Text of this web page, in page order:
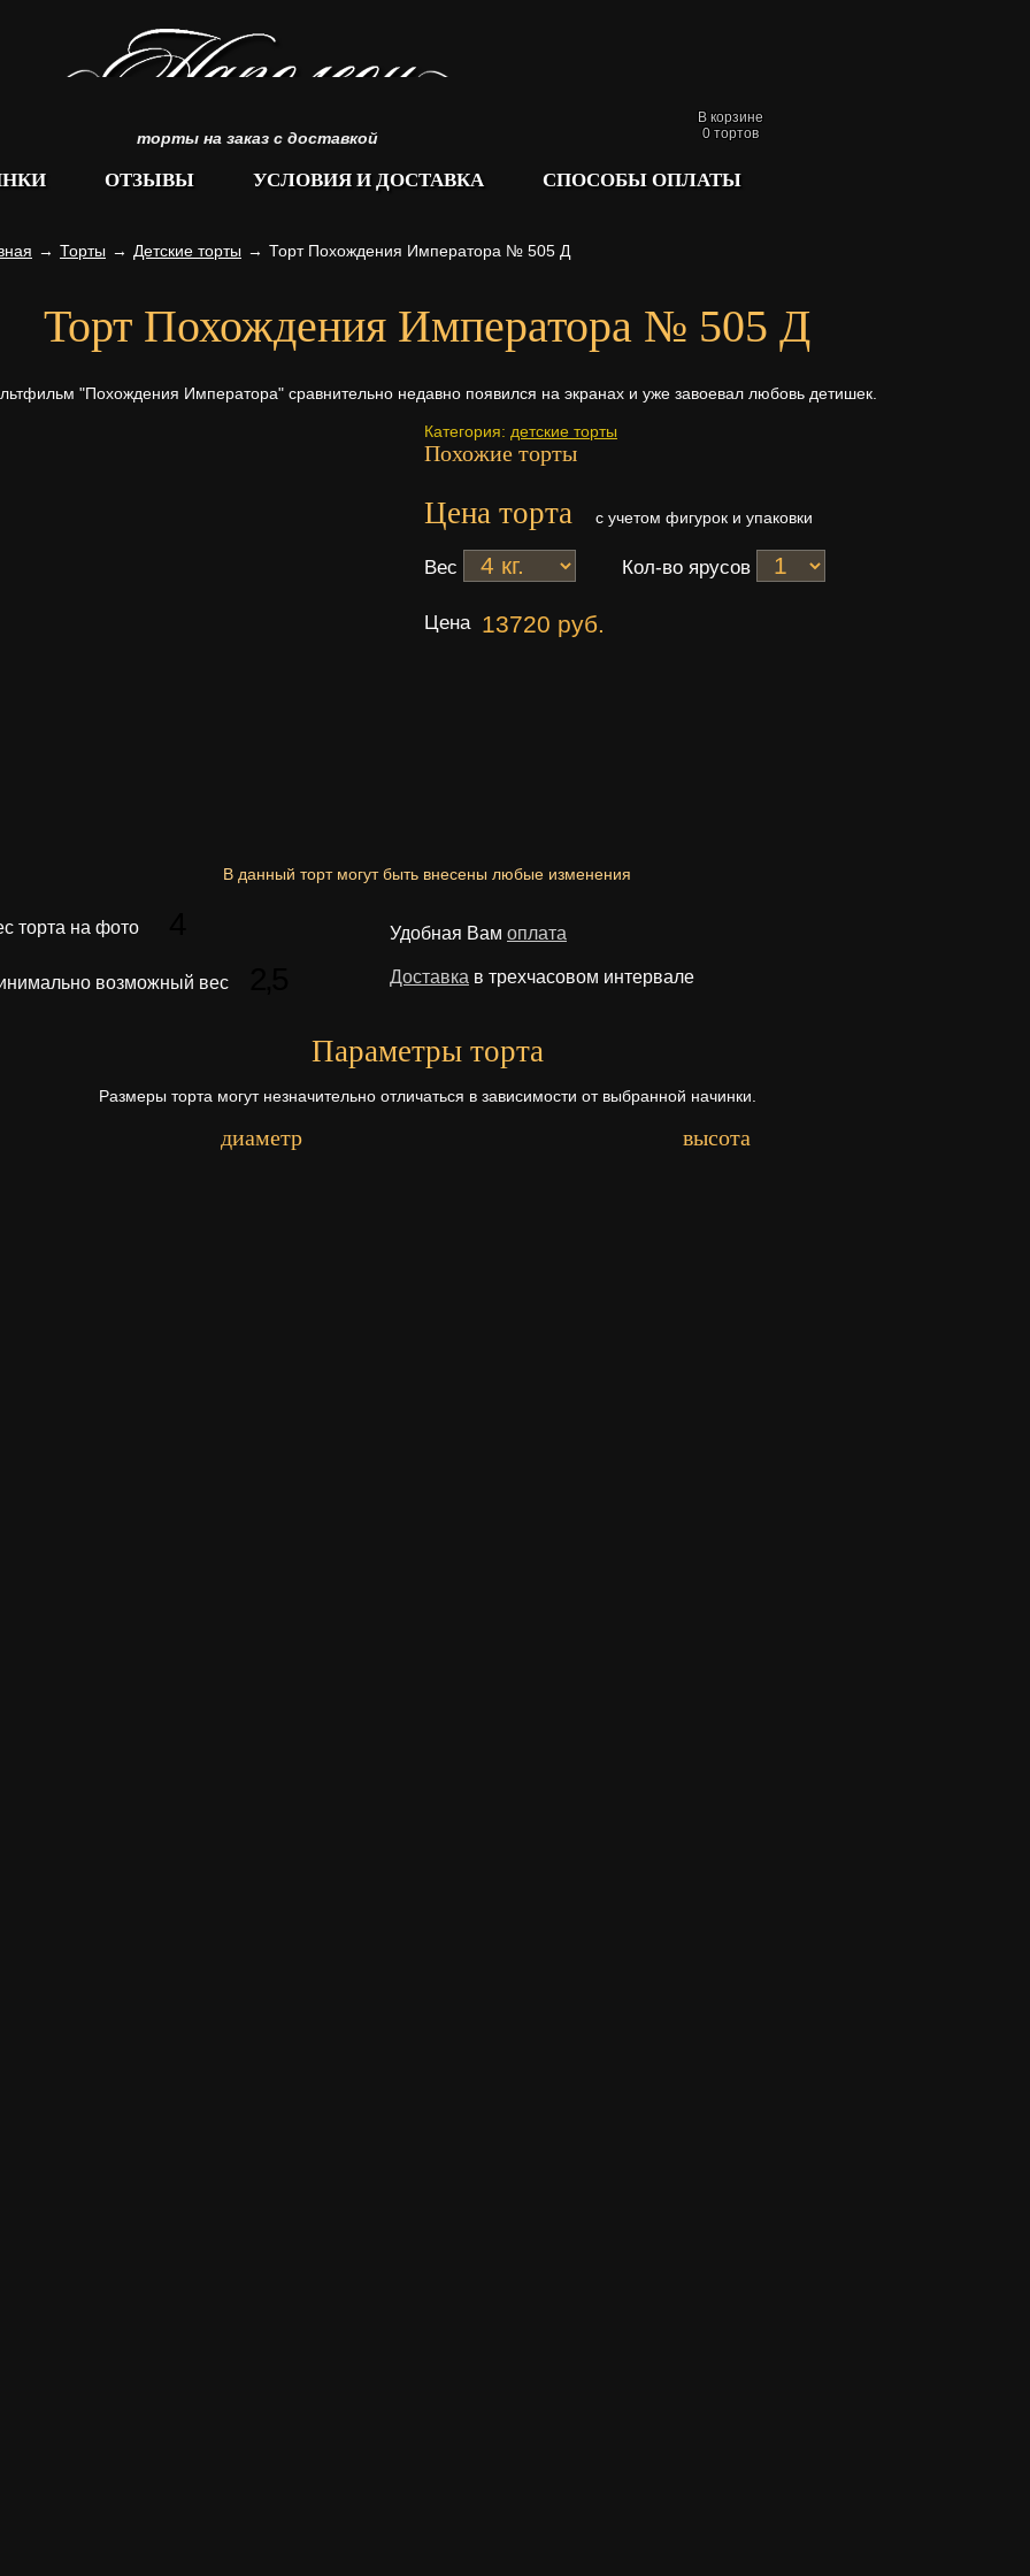
торты на заказ с доставкой
В корзине
0 тортов
ОТЗЫВЫ УСЛОВИЯ И ДОСТАВКА СПОСОБЫ ОПЛАТЫ
→ Торты → Детские торты → Торт Похождения Императора № 505 Д
Торт Похождения Императора № 505 Д
"Похождения Императора" сравнительно недавно появился на экранах и уже завоевал любовь детишек.
Категория: детские торты
Похожие торты
Цена торта с учетом фигурок и упаковки
Вес Кол-во ярусов
Цена 13720 руб.
В данный торт могут быть внесены любые изменения
торта на фото
возможный вес
Удобная Вам оплата
Доставка в трехчасовом интервале
Параметры торта
Размеры торта могут незначительно отличаться в зависимости от выбранной начинки.
диаметр высота